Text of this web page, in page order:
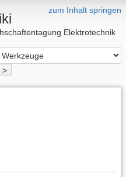
zum Inhalt springen
Elektrotechnik
>